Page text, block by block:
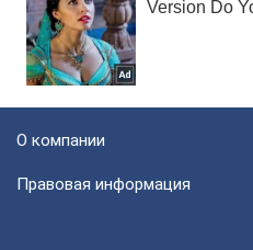
О компании
Правовая информация